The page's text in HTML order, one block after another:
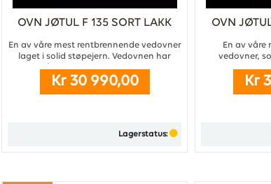
OVN JØTUL F 135 SORT LAKK
En av våre mest rentbrennende vedovner
laget i solid støpejern. Vedovnen har
glass på tre sider, som gjør flammene
synlige fra flere vinkler. ...
Kr 30 990,00
Lagerstatus:
OVN
En av våre
vedovner,
fungereKr